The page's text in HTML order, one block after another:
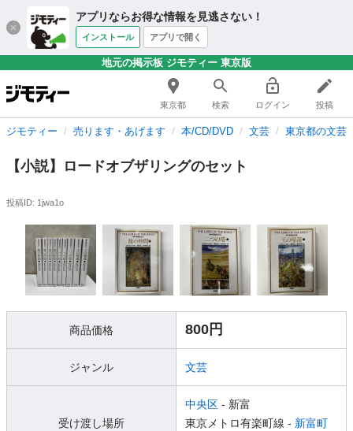
アプリならお得な情報を見逃さない！
インストール アプリで開く
地元の掲示板 ジモティー 東京版
東京都 検索 ログイン 投稿
ジモティー 売ります・あげます 本/CD/DVD 文芸 東京都の文芸
【小説】ロードオブザリングのセット
投稿ID: 1jwa1o
商品価格 800円
ジャンル 文芸
受け渡し場所
中央区 - 新富
東京メトロ有楽町線 - 新富町